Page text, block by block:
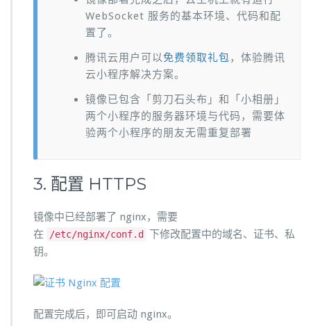
WebSocket 服务的基本环境、代码和配
置了。
腾讯云用户可以免费领取礼包，体验腾讯
云小程序解决方案。
镜像已包含「剪刀石头布」和「小相册」
两个小程序的服务器环境与代码，需要体
验两个小程序的朋友无需重复部署
3. 配置 HTTPS
镜像中已经部署了 nginx，需要
在
/etc/nginx/conf.d
下修改配置中的域名、证书、私
钥。
配置完成后，即可启动 nginx。